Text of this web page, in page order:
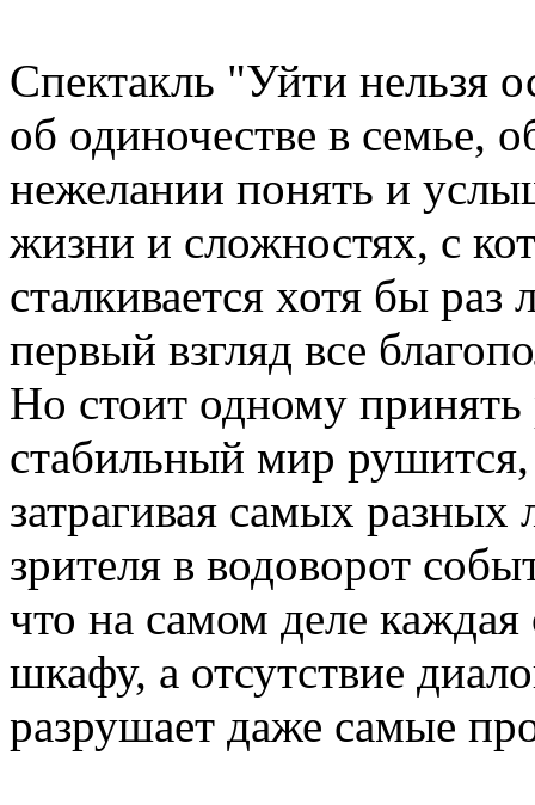
Спектакль "Уйти нельзя
об одиночестве в семье,
нежелании понять и
жизни и сложностях, с
сталкивается хотя бы
первый взгляд все
Но стоит одному
стабильный мир
затрагивая самых
зрителя в водоворот
что на самом деле каждая
шкафу, а отсутствие
разрушает даже самые